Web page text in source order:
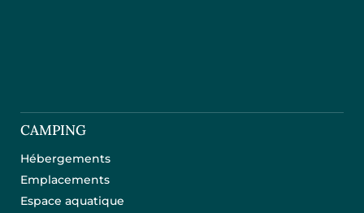
CAMPING
Hébergements
Emplacements
Espace aquatique